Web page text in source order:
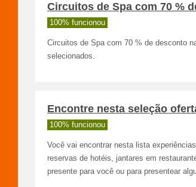
Circuitos de Spa com 70 %
100% funcionou
Circuitos de Spa com 70 % de desconto
selecionados.
Encontre nesta seleção
100% funcionou
Você vai encontrar nesta lista
reservas de hotéis, jantares em
presente para você ou para presentear